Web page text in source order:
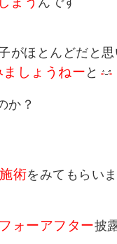
がほとんどだと
しょうねー と
か？
術をみてもらいま
ォーアフター披